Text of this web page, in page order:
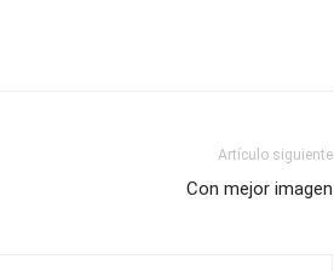
Artículo siguiente
Con mejor imagen